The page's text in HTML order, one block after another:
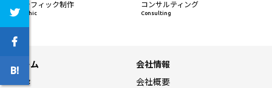
グラフィック制作
Graphic
コンサルティング
Consulting
ホーム
特長
会社情報
会社概要